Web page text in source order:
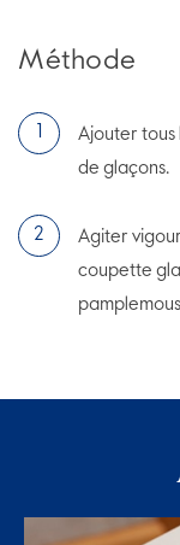
Méthode
Ajouter tous
de glaçons.
Agiter
coupette